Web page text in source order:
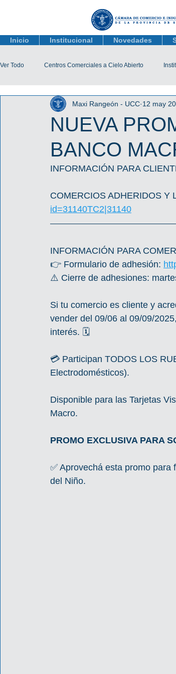
Inicio Institucional Novedades
Ver Todo Centros Comerciales a Cielo Abierto
Actualidad Comercial Capacitación y Eventos
Tienda Salta Salta Black Friday Jóvenes
NUEVA
BANCO
Maxi Rangeón - UCC 12 may
INFORMACIÓN PARA
COMERCIOS ADHERIDOS Y
id=31140TC2|31140
INFORMACIÓN PARA
👉 Formulario de adhesión:
⚠️ Cierre de adhesiones:
Si tu comercio es cliente y
vender del 09/06 al 09/09/
interés. 🗓️
💳 Participan TODOS LOS
Electrodomésticos).
Disponible para las Tarjetas
Macro.
PROMO EXCLUSIVA PARA
✅ Aprovechá esta promo
del Niño.